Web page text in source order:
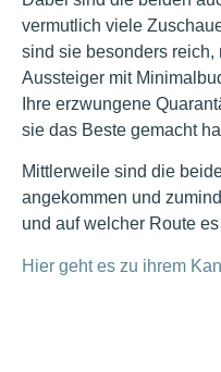
vermutlich viele
sind sie besonders
Aussteiger mit
Ihre erzwungene
sie das Beste gemacht
Mittlerweile sind die
angekommen und
und auf welcher Route
Hier geht es zu ihrem